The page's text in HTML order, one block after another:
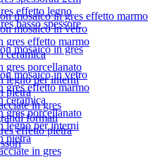
effetto legno
basso spessore
mosaico in gres
mosaico in vetro
gres effetto marmo
ceramica
gres porcellanato
legno per interni
pietra
in gres
mosaico in gres effetto marmo
mosaico in vetro
gres effetto marmo
ceramica
gres porcellanato
legno per interni
pietra
in gres
formati
effetto pietra